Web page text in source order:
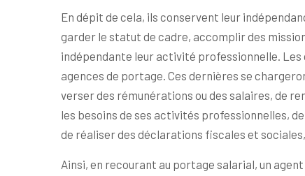
En dépit de cela, ils conservent leur
garder le statut de cadre, accomplir des
indépendante leur activité professionnelle.
agences de portage. Ces dernières se
verser des rémunérations ou des salaires, de
les besoins de ses activités professionnelles,
de réaliser des déclarations fiscales et
Ainsi, en recourant au portage salarial, un